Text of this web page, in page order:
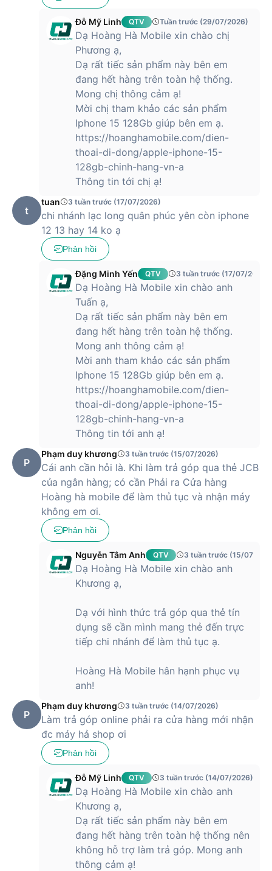
hãng là iOS 15 với những tính năng, bảo mật mới được cập
Camera 12MP với nhiều nâng cấp đáng kể
iPhone 13 được Apple trang bị 2 camera có độ phân giải
12MP với khẩu độ được mở rộng lên thành thành f/1.6 và
cảm biến góc rộng khẩu độ f1.8 giúp bắt nét mọi thứ một
cách chuẩn xác ngay cả trong môi trường thiếu sáng.
Apple cũng mang tới chế độ quay video điện ảnh Cinematic
cho iPhone 13 cho phép quay được những đoạn phim phong
cách chuyên nghiệp hơn.
cảm biến “sensor-shift” trước đây vốn từng chỉ xuất hiện
trên iPhone 12 Pro Max, giúp việc quay video mượt mà hơn.
Tất cả những cải tiến này đều giúp nâng cao trải nghiệm
chụp ảnh cho người dùng.
Dung lượng pin khoẻ và kết nối 5G
iPhone 13 có dung lượng pin là 3240 mAh và lớn hơn thế hệ
cũ. Theo Apple khẳng định, với sự thay đổi này, thiết bị năm
nay sẽ cho người dùng thời lượng pin nhỉnh hơn tới 2.5 giờ
so với dòng iPhone 12 năm ngoái.
Về kết nối, iPhone 13 được hỗ trợ công nghệ 5G tương thích
100% với hơn 200 nhà mạng phổ biến trên toàn thế giới, bao
gồm cả 3 nhà mạng lớn tại Việt Nam là Viettel, VinaPhone và
Hiện tại, Hoàng Hà Mobile đã trở thành nhà phân phối uỷ
quyền chính thức của Apple tại Việt Nam, hứa hẹn đem lại
phải chăng nhất.
iPhone 13 có giá bao nhiêu?
iPhone 13 hiện được bán với mức giá
thành lựa chọn nổi bật trong phân khúciPhonetầm trung.
Với mức giá này, người dùng có thể sở hữu thiết bị sở hữu
chip A15 Bionic mạnh mẽ, màn hình OLED sắc nét và hệ
ảnh, quay video và sử dụng lâu dài. Đây là lựa chọn phù hợp
cho người dùng muốn trải nghiệm hiệu năng ổn định, hệ sinh
thái Apple và độ bền cao mà không cần đầu tư chi phí quá
lớn. Ở mức giá này, iPhone 13 mang lại giá trị sử dụng bền
Đỗ Mỹ Linh QTV Tuần trước (29/07/2026)
Dạ Hoàng Hà Mobile xin chào chị
Phương ạ,
Dạ rất tiếc sản phẩm này bên em
đang hết hàng trên toàn hệ thống.
Mong chị thông cảm ạ!
Mời chị tham khảo các sản phẩm
Iphone 15 128Gb giúp bên em ạ.
https://hoanghamobile.com/dien-
thoai-di-dong/apple-iphone-15-
128gb-chinh-hang-vn-a
Thông tin tới chị ạ!
t
tuan 3 tuần trước (17/07/2026)
chi nhánh lạc long quân phúc yên còn iphone
12 13 hay 14 ko ạ
Phản hồi
Đặng Minh Yến QTV 3 tuần trước (17/07/2026)
Dạ Hoàng Hà Mobile xin chào anh
Tuấn ạ,
Dạ rất tiếc sản phẩm này bên em
đang hết hàng trên toàn hệ thống.
Mong anh thông cảm ạ!
Mời anh tham khảo các sản phẩm
Iphone 15 128Gb giúp bên em ạ.
https://hoanghamobile.com/dien-
thoai-di-dong/apple-iphone-15-
128gb-chinh-hang-vn-a
Thông tin tới anh ạ!
P
Phạm duy khương 3 tuần trước (15/07/2026)
Cái anh cần hỏi là. Khi làm trả góp qua thẻ JCB
của ngân hàng; có cần Phải ra Cửa hàng
Hoàng hà mobile để làm thủ tục và nhận máy
không em ơi.
Phản hồi
Nguyễn Tâm Anh QTV 3 tuần trước (15/07/
Dạ Hoàng Hà Mobile xin chào anh
Khương ạ,
Dạ với hình thức trả góp qua thẻ tín
dụng sẽ cần mình mang thẻ đến trực
tiếp chi nhánh để làm thủ tục ạ.
Hoàng Hà Mobile hân hạnh phục vụ
anh!
P
Phạm duy khương 3 tuần trước (14/07/2026)
Làm trả góp online phải ra cửa hàng mới nhận
đc máy hả shop ơi
Phản hồi
Đỗ Mỹ Linh QTV 3 tuần trước (14/07/2026)
Dạ Hoàng Hà Mobile xin chào anh
Khương ạ,
Dạ rất tiếc sản phẩm này bên em
đang hết hàng trên toàn hệ thống nên
không hỗ trợ làm trả góp. Mong anh
thông cảm ạ!